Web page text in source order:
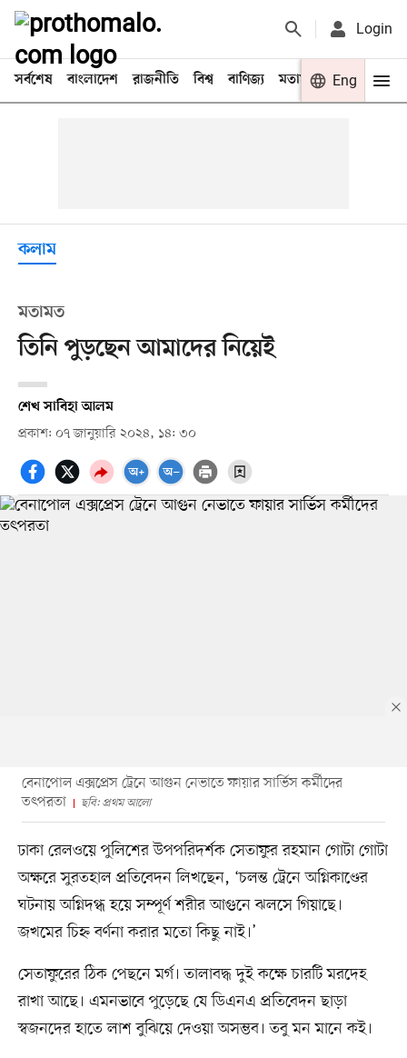
Login
সর্বশেষ বাংলাদেশ রাজনীতি বিশ্ব বাণিজ্য মতামত খেলা
Eng
কলাম
মতামত
তিনি পুড়ছেন আমাদের নিয়েই
শেখ সাবিহা আলম
প্রকাশ: ০৭ জানুয়ারি ২০২৪, ১৪: ৩০
বেনাপোল এক্সপ্রেস ট্রেনে আগুন নেভাতে ফায়ার সার্ভিস কর্মীদের
তৎপরতা
ছবি: প্রথম আলো
ঢাকা রেলওয়ে পুলিশের উপপরিদর্শক সেতাফুর রহমান গোটা গোটা
অক্ষরে সুরতহাল প্রতিবেদন লিখছেন, ‘চলন্ত ট্রেনে অগ্নিকাণ্ডের
ঘটনায় অগ্নিদগ্ধ হয়ে সম্পূর্ণ শরীর আগুনে ঝলসে গিয়াছে।
জখমের চিহ্ন বর্ণনা করার মতো কিছু নাই।’
সেতাফুরের ঠিক পেছনে মর্গ। তালাবদ্ধ দুই কক্ষে চারটি মরদেহ
রাখা আছে। এমনভাবে পুড়েছে যে ডিএনএ প্রতিবেদন ছাড়া
স্বজনদের হাতে লাশ বুঝিয়ে দেওয়া অসম্ভব। তবু মন মানে কই।